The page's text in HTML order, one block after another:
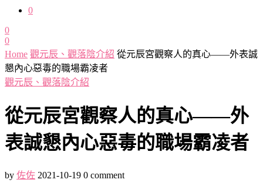
0
0
0
Home 觀元辰、觀落陰介紹 從元辰宮觀察人的真心——外表誠
懇內心惡毒的職場霸凌者
觀元辰、觀落陰介紹
從元辰宮觀察人的真心——外
表誠懇內心惡毒的職場霸凌者
by 佐佐 2021-10-19 0 comment